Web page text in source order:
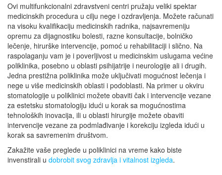
Ovi multifunkcionalni zdravstveni centri pružaju veliki spektar
medicinskih procedura u cilju nege i ozdravljenja. Možete računati
na visoku kvalifikaciju medicinskih radnika, najsavremeniju
opremu za dijagnostiku bolesti, razne konsultacije, bolničko
lečenje, hirurške intervencije, pomoć u rehabilitaciji i slično. Na
raspolaganju vam je i poverljivost u medicinskim uslugama većine
poliklinika, posebno u oblasti psihijatrije i neurologije ali i drugih.
Jedna prestižna poliklinika može uključivati mogućnost lečenja i
nege u više medicinskih oblasti i podoblasti. Na primer u okviru
stomatologije u poliklinici možete obaviti čak i intervencije vezane
za estetsku stomatologiju idući u korak sa mogućnostima
tehnoloških inovacija, ili u oblasti hirurgije možete obaviti
intervencije vezane za podmlađivanje i korekciju izgleda idući u
korak sa savremenim društvom.
Zakažite vaše preglede u poliklinici na vreme kako biste
invenstirali u dobrobit svog zdravlja i vitalnost izgleda.